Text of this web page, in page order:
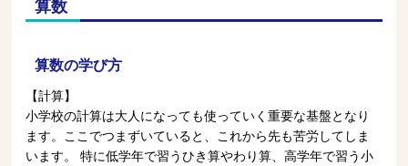
算数
算数の学び方
【計算】
小学校の計算は大人になっても使っていく重要な基盤となり
ます。ここでつまずいていると、これから先も苦労してしま
います。 特に低学年で習うひき算やわり算、高学年で習う小